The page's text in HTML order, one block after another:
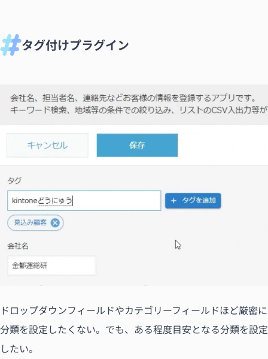
タグ付けプラグイン
ドロップダウンフィールドやカテゴリーフィールドほど厳密に
分類を設定したくない。でも、ある程度目安となる分類を設定
したい。